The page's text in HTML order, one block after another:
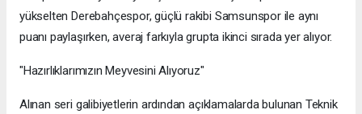
yükselten Derebahçespor, güçlü rakibi Samsunspor ile aynı
puanı paylaşırken, averaj farkıyla grupta ikinci sırada yer alıyor.
"Hazırlıklarımızın Meyvesini Alıyoruz"
Alınan seri galibiyetlerin ardından açıklamalarda bulunan Teknik